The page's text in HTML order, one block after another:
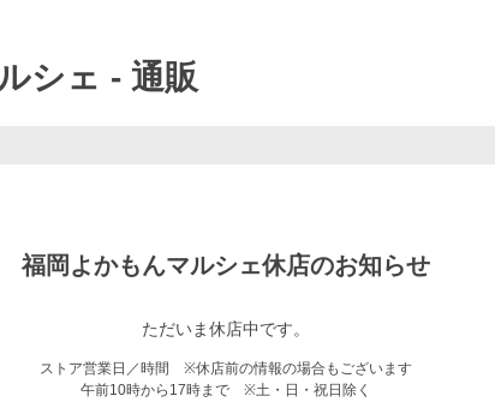
シェ - 通販
福岡よかもんマルシェ休店のお知らせ
ただいま休店中です。
ストア営業日／時間 ※休店前の情報の場合もございます
午前10時から17時まで ※土・日・祝日除く